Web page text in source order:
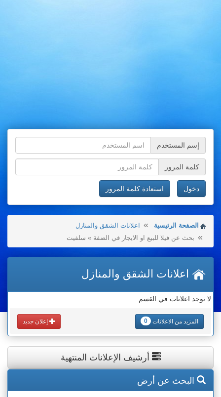
إسم المستخدم
كلمة المرور
دخول استعادة كلمة المرور
الصفحة الرئيسية
اعلانات الشقق والمنازل
بحث عن فيلا للبيع او الايجار في الضفة » سلفيت
اعلانات الشقق والمنازل
لا توجد اعلانات في القسم
المزيد من الاعلانات 0 إعلان جديد
أرشيف الإعلانات المنتهية
البحث عن أرض